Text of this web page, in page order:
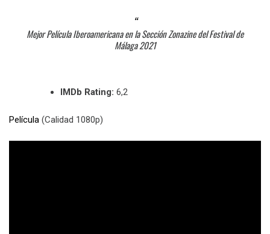
Mejor Película Iberoamericana en la Sección Zonazine del Festival de
Málaga 2021
IMDb Rating: 6,2
Película (Calidad 1080p)